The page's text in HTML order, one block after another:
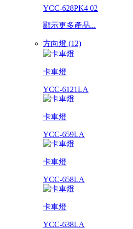
YCC-628PK4 02
顯示更多產品...
方向燈 (12)
卡車燈
YCC-6121LA
卡車燈
YCC-659LA
卡車燈
YCC-658LA
卡車燈
YCC-638LA